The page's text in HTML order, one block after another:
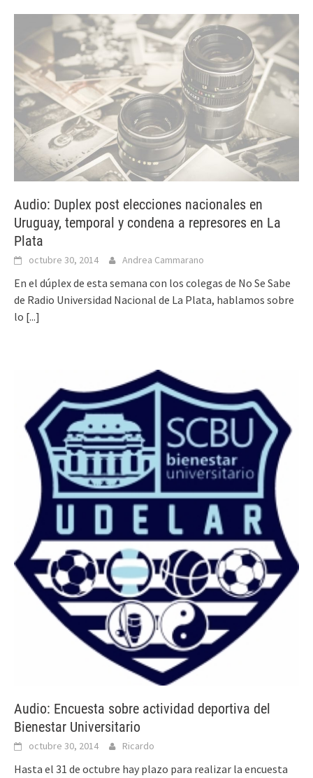
Audio: Duplex post elecciones nacionales en
Uruguay, temporal y condena a represores en La
Plata
octubre 30, 2014 Andrea Cammarano
En el dúplex de esta semana con los colegas de No Se Sabe
de Radio Universidad Nacional de La Plata, hablamos sobre
lo [...]
Audio: Encuesta sobre actividad deportiva del
Bienestar Universitario
octubre 30, 2014 Ricardo
Hasta el 31 de octubre hay plazo para realizar la encuesta